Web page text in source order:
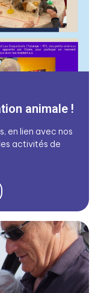
animale !
en lien avec nos
activités de